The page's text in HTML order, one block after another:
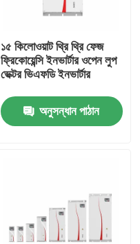
১৫ কিলোওয়াট থ্রি থ্রি ফেজ
ফ্রিকোয়েন্সি ইনভার্টার ওপেন লুপ
ভেক্টর ভিএফডি ইনভার্টার
অনুসন্ধান পাঠান